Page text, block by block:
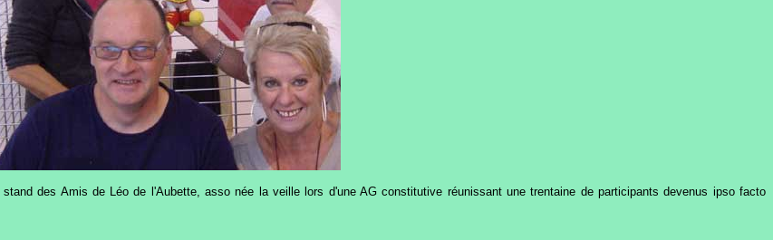
des Amis de Léo de l'Aubette, asso née la veille lors d'une AG constitutive réunissant une trentaine de participants devenus ipso facto